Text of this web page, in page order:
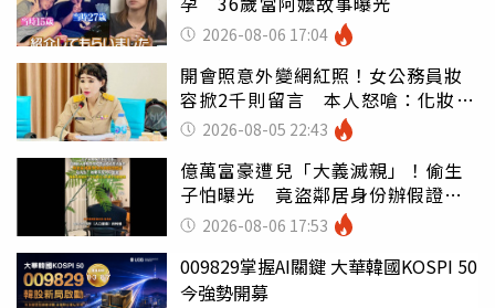
2026-08-06 17:04
開會照意外變網紅照！女公務員妝
容掀2千則留言 本人怒嗆：化妝有
錯嗎2026-08-05 22:43
億萬富豪遭兒「大義滅親」！偷生
子怕曝光 竟盜鄰居身份辦假證落
戶 2026-08-06 17:53
009829掌握AI關鍵 大華韓國KOSPI 50
今強勢開募